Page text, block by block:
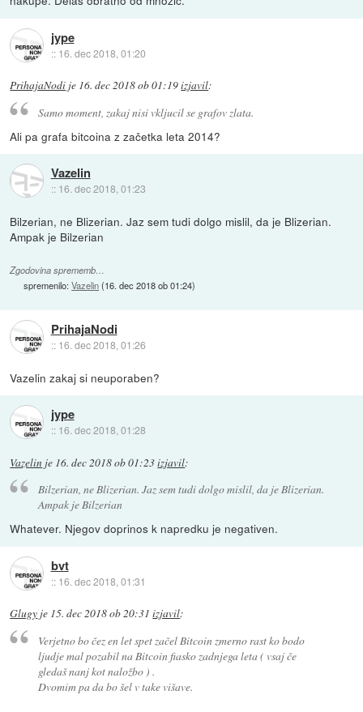
jype
:: 16. dec 2018, 01:20
PrihajaNodi je 16. dec 2018 ob 01:19izjavil:
Samo moment, zakaj nisi vkljucil se grafov zlata.
Ali pa grafa bitcoina z začetka leta 2014?
Vazelin
:: 16. dec 2018, 01:23
Bilzerian, ne Blizerian. Jaz sem tudi dolgo mislil, da je Blizerian.
Ampak je Bilzerian
Zgodovina sprememb…
spremenilo:Vazelin(16. dec 2018 ob 01:24)
PrihajaNodi
:: 16. dec 2018, 01:26
Vazelin zakaj si neuporaben?
jype
:: 16. dec 2018, 01:28
Vazelin je 16. dec 2018 ob 01:23izjavil:
Bilzerian, ne Blizerian. Jaz sem tudi dolgo mislil, da je Blizerian.
Ampak je Bilzerian
Whatever. Njegov doprinos k napredku je negativen.
bvt
:: 16. dec 2018, 01:31
Glugy je 15. dec 2018 ob 20:31 izjavil:
Verjetno bo čez en let spet začel Bitcoin zmerno rast ko bodo
ljudje mal pozabil na Bitcoin fiasko zadnjega leta ( vsaj če
gledaš nanj kot naložbo ) .
Dvomim pa da bo šel v take višave.